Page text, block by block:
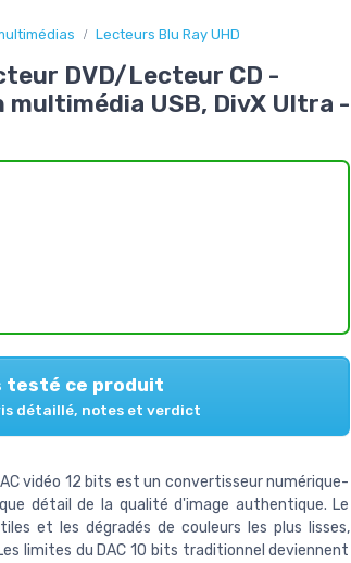
Lecteurs Blu Ray UHD
DVD/Lecteur CD -
multimédia USB, DivX Ultra -
testé ce produit
détaillé, notes et verdict
vidéo 12 bits est un convertisseur numérique-
détail de la qualité d'image authentique. Le
et les dégradés de couleurs les plus lisses,
limites du DAC 10 bits traditionnel deviennent